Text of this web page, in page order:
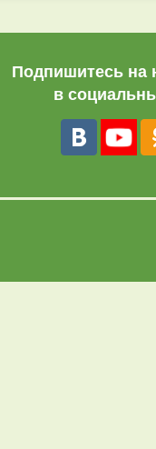
Подпишитесь на
в